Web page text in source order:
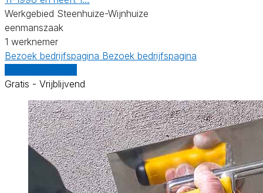
Werkgebied Steenhuize-Wijnhuize
eenmanszaak
1 werknemer
Bezoek bedrijfspagina Bezoek bedrijfspagina
Gratis - Vrijblijvend